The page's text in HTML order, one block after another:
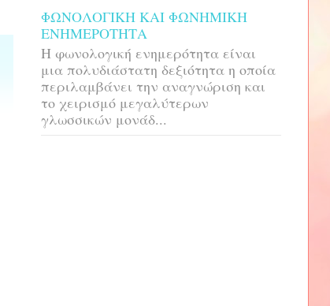
ΦΩΝΟΛΟΓΙΚΗ ΚΑΙ ΦΩΝΗΜΙΚΗ
ΕΝΗΜΕΡΟΤΗΤΑ
H φωνολογική ενημερότητα είναι
μια πολυδιάστατη δεξιότητα η οποία
περιλαμβάνει την αναγνώριση και
το χειρισμό μεγαλύτερων
γλωσσικών μονάδ...